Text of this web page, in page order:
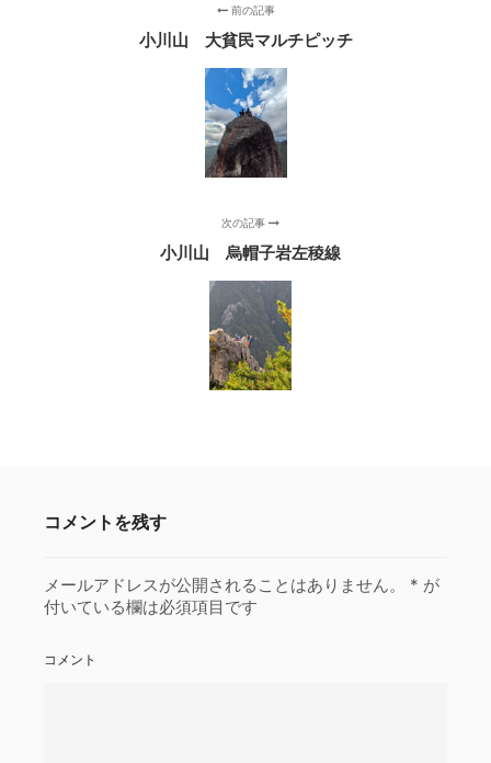
前の記事
小川山 大貧民マルチピッチ
次の記事
小川山 烏帽子岩左稜線
コメントを残す
メールアドレスが公開されることはありません。 * が
付いている欄は必須項目です
コメント